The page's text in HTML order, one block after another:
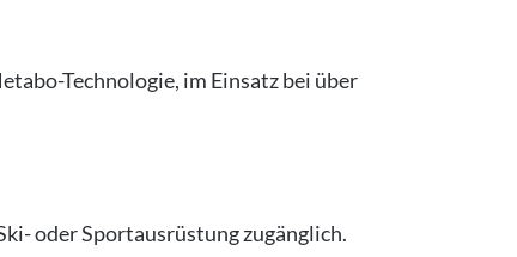
Technologie, im Einsatz bei über
oder Sportausrüstung zugänglich.